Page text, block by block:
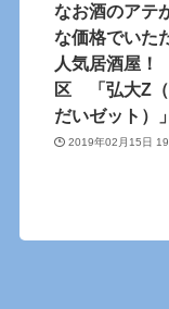
なお酒のアテ
な価格でいた
人気居酒屋
区 「弘大Z（
だいゼット）」
2019年02月15日